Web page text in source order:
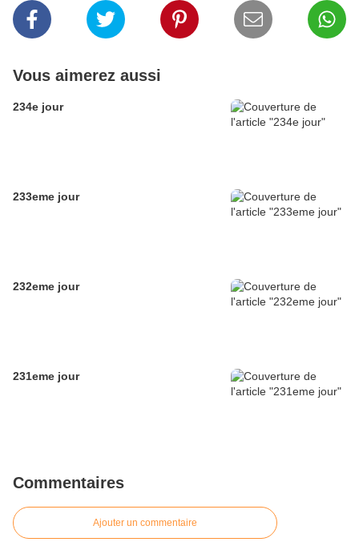
Vous aimerez aussi
234e jour
233eme jour
232eme jour
231eme jour
Commentaires
Ajouter un commentaire